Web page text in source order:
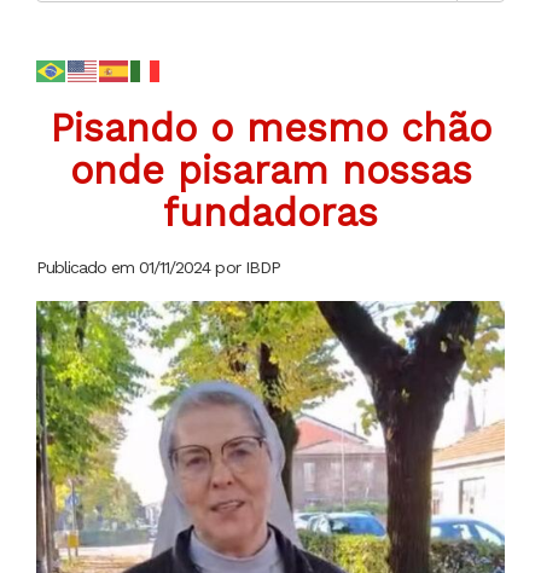
Pisando o mesmo chão
onde pisaram nossas
fundadoras
Publicado em 01/11/2024 por IBDP